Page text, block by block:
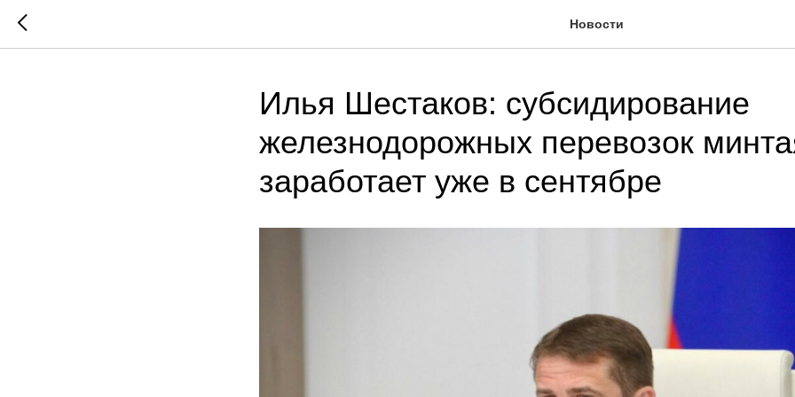
Новости
Илья Шестаков: субсидирование
железнодорожных перевозок
заработает уже в сентябре